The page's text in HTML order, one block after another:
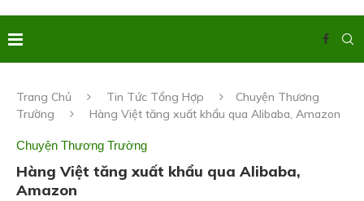
Trang Chủ Tin Tức Tổng Hợp
Chuyện Thương
Trường
Hàng Việt tăng xuất khẩu qua Alibaba, Amazon
Chuyện Thương Trường
Hàng Việt tăng xuất khẩu qua Alibaba,
Amazon